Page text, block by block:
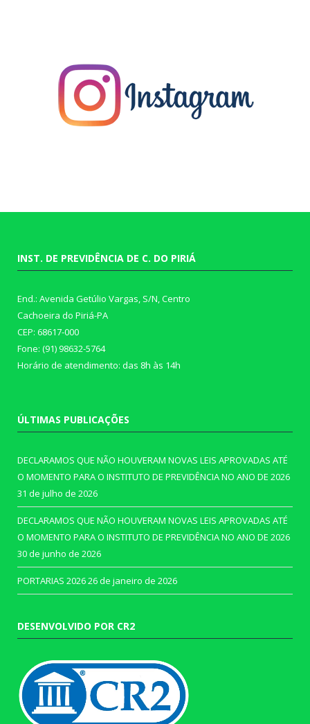
INST. DE PREVIDÊNCIA DE C. DO PIRIÁ
End.: Avenida Getúlio Vargas, S/N, Centro
Cachoeira do Piriá-PA
CEP: 68617-000
Fone: (91) 98632-5764
Horário de atendimento: das 8h às 14h
ÚLTIMAS PUBLICAÇÕES
DECLARAMOS QUE NÃO HOUVERAM NOVAS LEIS APROVADAS ATÉ
O MOMENTO PARA O INSTITUTO DE PREVIDÊNCIA NO ANO DE 2026
31 de julho de 2026
DECLARAMOS QUE NÃO HOUVERAM NOVAS LEIS APROVADAS ATÉ
O MOMENTO PARA O INSTITUTO DE PREVIDÊNCIA NO ANO DE 2026
30 de junho de 2026
PORTARIAS 202626 de janeiro de 2026
DESENVOLVIDO POR CR2